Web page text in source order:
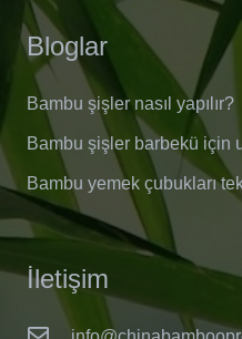
Bloglar
Bambu şişler nasıl yapılır?
Bambu şişler barbekü için
Bambu yemek çubukları
İletişim